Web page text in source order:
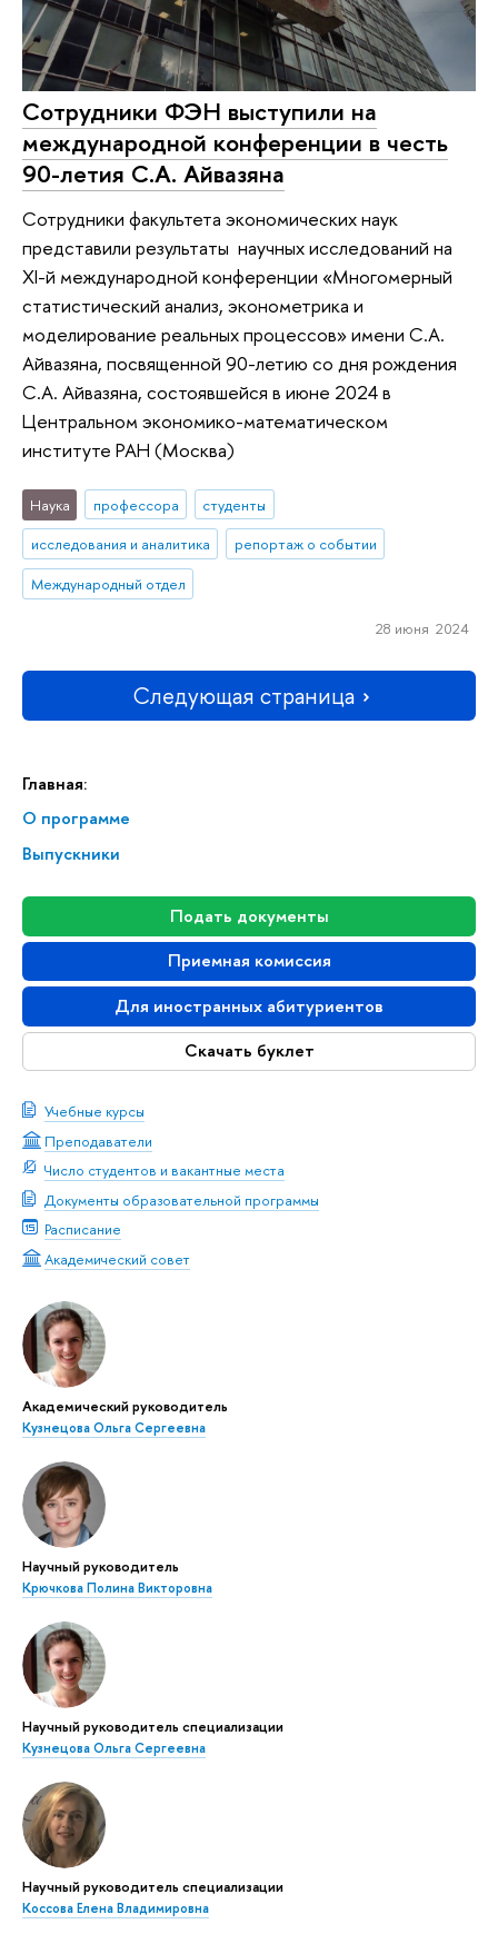
Главная:
О программе
Выпускники
Подать документы
Приемная комиссия
Для иностранных абитуриентов
Скачать буклет
Учебные курсы
Преподаватели
Число студентов и вакантные места
Документы образовательной программы
Расписание
Академический совет
Академический руководитель
Кузнецова Ольга Сергеевна
Научный руководитель
Крючкова Полина Викторовна
Научный руководитель специализации
Кузнецова Ольга Сергеевна
Научный руководитель специализации
Коссова Елена Владимировна
Сотрудники ФЭН выступили на
международной конференции в честь
90-летия С.А. Айвазяна
Сотрудники факультета экономических наук
представили результаты научных исследований на
XI-й международной конференции «Многомерный
статистический анализ, эконометрика и
моделирование реальных процессов» имени С.А.
Айвазяна, посвященной 90-летию со дня рождения
С.А. Айвазяна, состоявшейся в июне 2024 в
Центральном экономико-математическом
институте РАН (Москва)
Наука профессора
студенты
исследования и аналитика
репортаж о событии
Международный отдел
28 июня 2024
Следующая страница